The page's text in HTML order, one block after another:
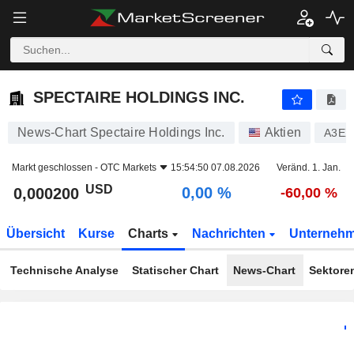
SPECTAIRE HOLDINGS INC.
News-Chart Spectaire Holdings Inc. Aktien
Markt geschlossen - OTC Markets 15:54:50 07.08.2026 Veränd. 1. Jan.
0,000200 USD 0,00 % -60,00 %
Übersicht Kurse Charts Nachrichten
Technische Analyse Statischer Chart News-Chart